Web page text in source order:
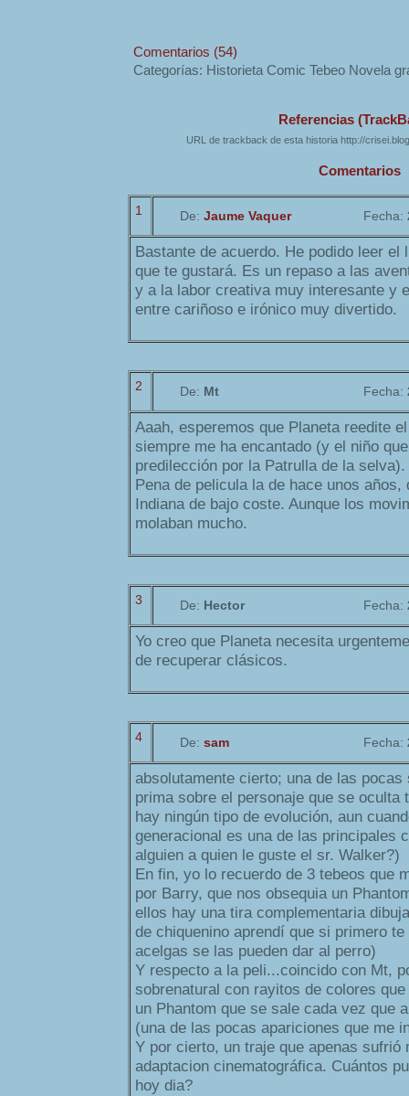
Comentarios (54)
Categorías: Historieta Comic Tebeo Novela
Referencias
URL de trackback de esta historia http://
Comentarios
1 De: Jaume Vaquer Fecha:
Bastante de acuerdo. He podido leer el
que te gustará. Es un repaso a las
y a la labor creativa muy interesante y
entre cariñoso e irónico muy divertido.
2 De: Mt Fecha:
Aaah, esperemos que Planeta reedite
siempre me ha encantado (y el niño
predilección por la Patrulla de la selva).
Pena de pelicula la de hace unos años,
Indiana de bajo coste. Aunque los
molaban mucho.
3 De: Hector Fecha:
Yo creo que Planeta necesita
de recuperar clásicos.
4 De: sam Fecha:
absolutamente cierto; una de las
prima sobre el personaje que se oculta
hay ningún tipo de evolución, aun
generacional es una de las principales
alguien a quien le guste el sr. Walker?)
En fin, yo lo recuerdo de 3 tebeos que
por Barry, que nos obsequia un
ellos hay una tira complementaria
de chiquenino aprendí que si primero
acelgas se las pueden dar al perro)
Y respecto a la peli...coincido con Mt,
sobrenatural con rayitos de colores
un Phantom que se sale cada vez que
(una de las pocas apariciones que me
Y por cierto, un traje que apenas sufrió
adaptacion cinematográfica. Cuántos
hoy dia?